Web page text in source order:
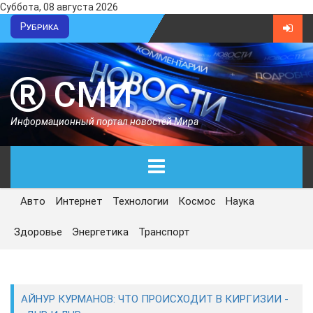
Суббота, 08 августа 2026
Рубрика
СМИ
Информационный портал новостей Мира
ГЛАВНАЯ
СЕГОДНЯ
ЭКОНОМИКА
Авто Интернет Технологии Космос Наука
Здоровье Энергетика Транспорт
АЙНУР КУРМАНОВ: ЧТО ПРОИСХОДИТ В КИРГИЗИИ -